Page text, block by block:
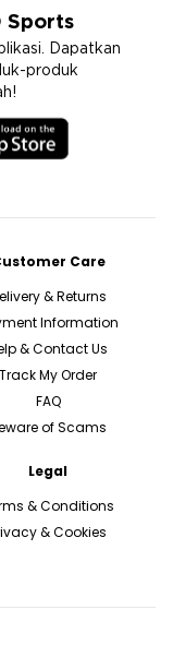
Sports
Dapatkan
produk
Care
& Returns
Information
& Contact Us
Track My Order
FAQ
of Scams
Legal
& Conditions
& Cookies